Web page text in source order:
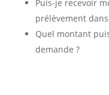
Puis-je recevoir
prélèvement
Quel montant
demande ?